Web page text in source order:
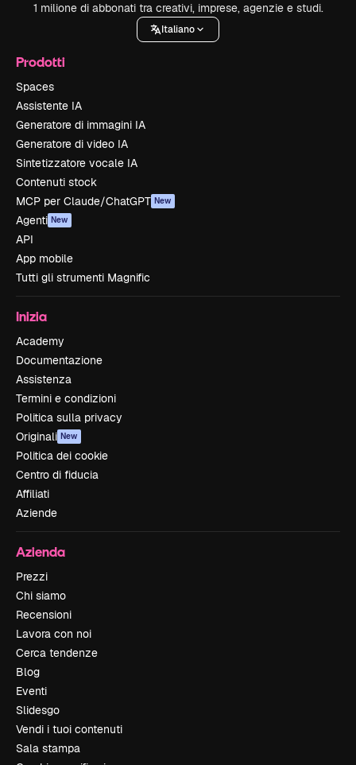
1 milione di abbonati tra creativi, imprese, agenzie e studi.
Italiano
Prodotti
Spaces
Assistente IA
Generatore di immagini IA
Generatore di video IA
Sintetizzatore vocale IA
Contenuti stock
MCP per Claude/ChatGPT New
Agenti New
API
App mobile
Tutti gli strumenti Magnific
Inizia
Academy
Documentazione
Assistenza
Termini e condizioni
Politica sulla privacy
Originali New
Politica dei cookie
Centro di fiducia
Affiliati
Aziende
Azienda
Prezzi
Chi siamo
Recensioni
Lavora con noi
Cerca tendenze
Blog
Eventi
Slidesgo
Vendi i tuoi contenuti
Sala stampa